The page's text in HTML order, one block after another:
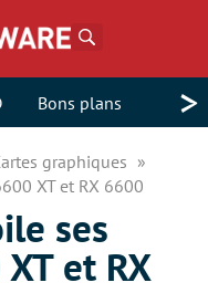
Bons plans >
graphiques
XT et RX 6600
ses
et RX